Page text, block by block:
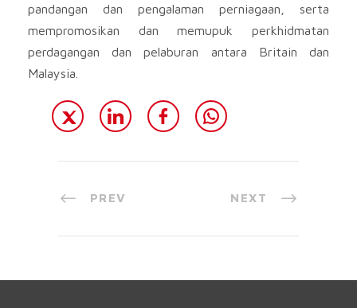
pandangan dan pengalaman perniagaan, serta
mempromosikan dan memupuk perkhidmatan
perdagangan dan pelaburan antara Britain dan
Malaysia.
PREV NEXT